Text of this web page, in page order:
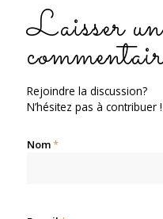
Laisser un
Rejoindre la discussion?
N’hésitez pas à contribuer !
Nom*